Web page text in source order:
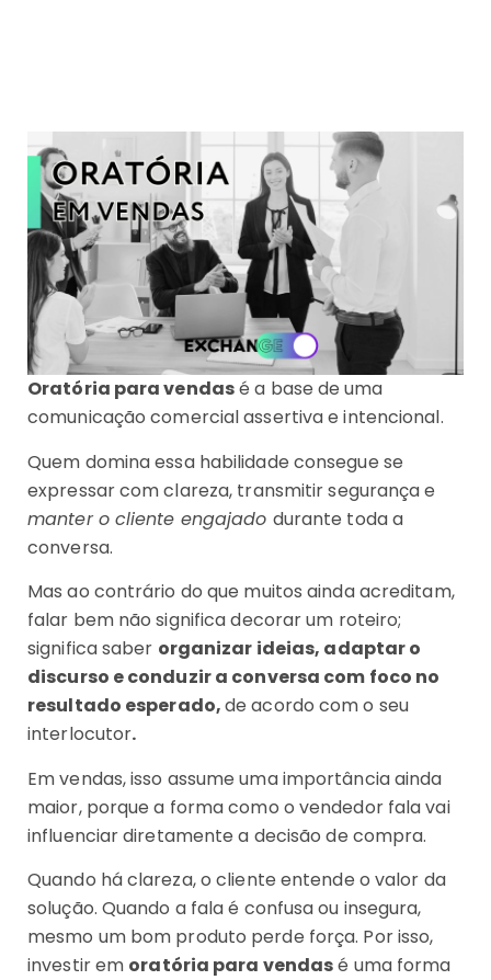
Oratória para vendasé a base de uma
comunicação comercial assertiva e intencional.
Quem domina essa habilidade consegue se
expressar com clareza, transmitir segurança e
manter o cliente engajado durante toda a
conversa.
Mas ao contrário do que muitos ainda acreditam,
falar bem não significa decorar um roteiro;
significa saber organizar ideias, adaptar o
discurso e conduzir a conversa com foco no
resultado esperado,de acordo com o seu
interlocutor.
Em vendas, isso assume uma importância ainda
maior, porque a forma como o vendedor fala vai
influenciar diretamente a decisão de compra.
Quando há clareza, o cliente entende o valor da
solução. Quando a fala é confusa ou insegura,
mesmo um bom produto perde força. Por isso,
investir em oratória para vendasé uma forma